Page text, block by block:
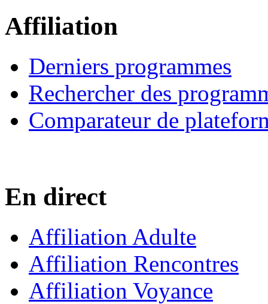
Affiliation
Derniers programmes
Rechercher des
Comparateur de
En direct
Affiliation Adulte
Affiliation Rencontres
Affiliation Voyance